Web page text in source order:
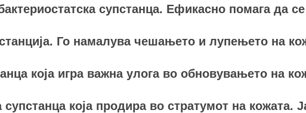
супстанца. Ефикасно помага да
Го намалува чешањето и лупењето на
која игра важна улога во обновувањето на
која продира во стратумот на кожата.